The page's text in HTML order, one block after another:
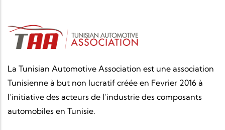
La Tunisian Automotive Association est une association
Tunisienne à but non lucratif créée en Fevrier 2016 à
l’initiative des acteurs de l’industrie des composants
automobiles en Tunisie.